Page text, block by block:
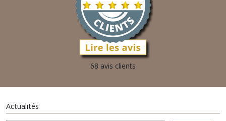
68 avis clients
Actualités